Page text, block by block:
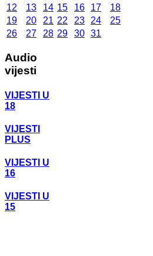
12
13 14 15 16 17
18
19
20 21 22 23 24
25
26
27 28 29 30 31
Audio
vijesti
VIJESTI U
18
VIJESTI
PLUS
VIJESTI U
16
VIJESTI U
15